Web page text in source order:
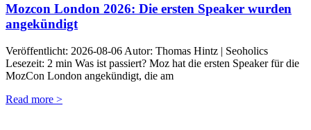
Mozcon London 2026: Die ersten Speaker wurden
angekündigt
Veröffentlicht: 2026-08-06 Autor: Thomas Hintz | Seoholics
Lesezeit: 2 min Was ist passiert? Moz hat die ersten Speaker für die
MozCon London angekündigt, die am
Read more >